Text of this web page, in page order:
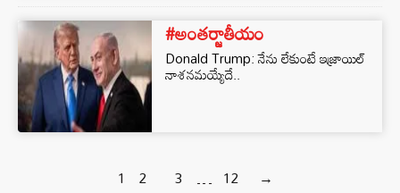
#అంతర్జాతీయం
Donald Trump: నేను లేకుంటే ఇజ్రాయిల్
నాశనమయ్యేదే..
1 2 3 … 12 →